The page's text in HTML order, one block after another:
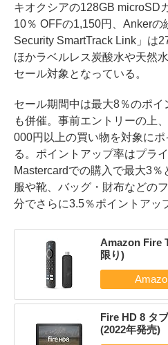
キオクシアの128GB microSD
10％ OFFの1,150円、Anker
Security SmartTrack Link」は
ほかラベルレス炭酸水や天然
セール対象となっている。
セール期間中は最大8％のポ
も併催。事前エントリーの上
000円以上の買い物を対象に
る。ポイントアップ率はプラ
Mastercardでの購入で最大3
服や靴、バッグ・財布などの
分でさらに3.5％ポイントアッ
Amazon Fire
限り)
Fire HD 8 タ
(2022年発売)